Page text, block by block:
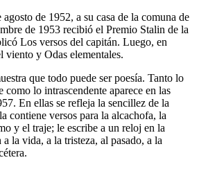
de 1952, a su casa de la comuna de
de 1953 recibió el Premio Stalin de la
Los versos del capitán. Luego, en
viento y Odas elementales.
que todo puede ser poesía. Tanto lo
como lo intrascendente aparece en las
En ellas se refleja la sencillez de la
contiene versos para la alcachofa, la
y el traje; le escribe a un reloj en la
la vida, a la tristeza, al pasado, a la